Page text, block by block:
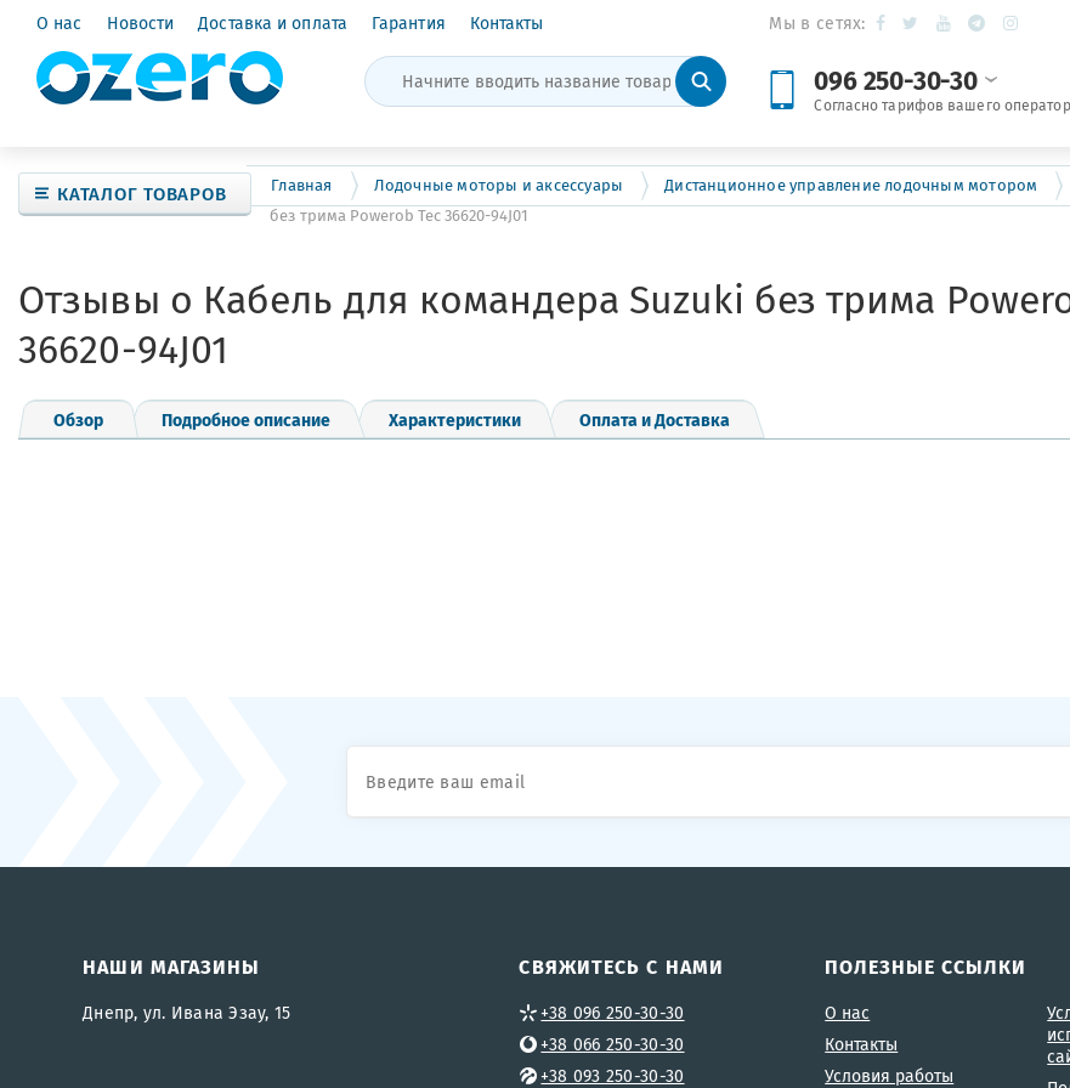
О нас Новости Доставка и оплата Гарантия Контакты Мы в сетях:
096 250-30-30
Согласно тарифов вашего
КАТАЛОГ ТОВАРОВ Главная Лодочные моторы и аксессуары Дистанционное управление лодочным мотором
без трима Powerob Tec 36620-94J01
Отзывы о Кабель для командера Suzuki без трима
36620-94J01
Обзор Подробное описание Характеристики Оплата и Доставка
НАШИ МАГАЗИНЫ
Днепр, ул. Ивана Эзау, 15
СВЯЖИТЕСЬ С НАМИ
+38 096 250-30-30
+38 066 250-30-30
+38 093 250-30-30
ПОЛЕЗНЫЕ ССЫЛКИ
О нас
Контакты
Условия работы